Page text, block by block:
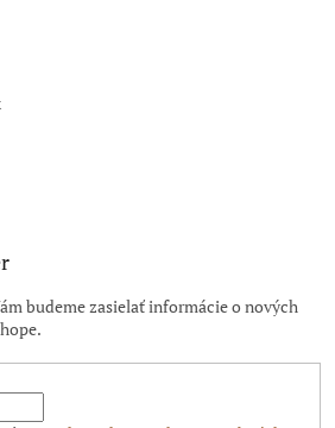
budeme zasielať informácie o nových